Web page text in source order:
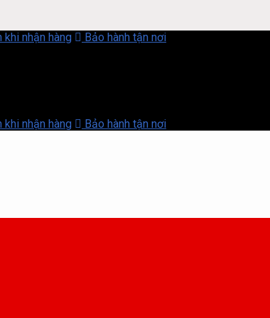
khi nhận hàng
Bảo hành tận nơi
khi nhận hàng Bảo hành tận nơi